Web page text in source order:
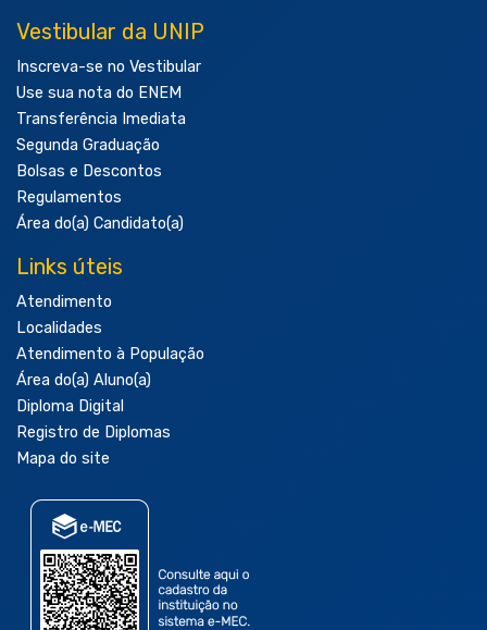
Vestibular da UNIP
Inscreva-se no Vestibular
Use sua nota do ENEM
Transferência Imediata
Segunda Graduação
Bolsas e Descontos
Regulamentos
Área do(a) Candidato(a)
Links úteis
Atendimento
Localidades
Atendimento à População
Área do(a) Aluno(a)
Diploma Digital
Registro de Diplomas
Mapa do site